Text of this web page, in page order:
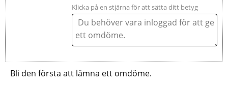
Klicka på en stjärna för att sätta ditt betyg
Bli den första att lämna ett omdöme.